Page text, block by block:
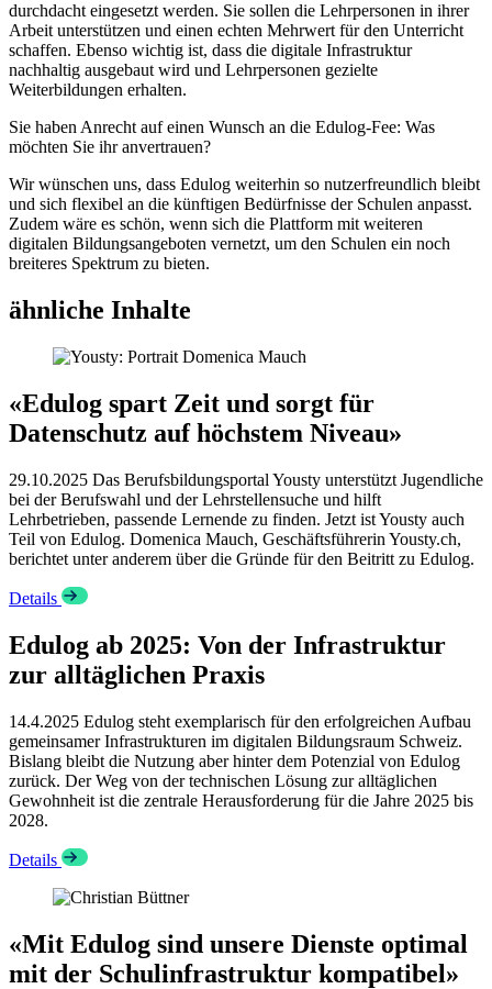
durchdacht eingesetzt werden. Sie sollen die Lehrpersonen in ihrer
Arbeit unterstützen und einen echten Mehrwert für den Unterricht
schaffen. Ebenso wichtig ist, dass die digitale Infrastruktur
nachhaltig ausgebaut wird und Lehrpersonen gezielte
Weiterbildungen erhalten.
Sie haben Anrecht auf einen Wunsch an die Edulog-Fee: Was
möchten Sie ihr anvertrauen?
Wir wünschen uns, dass Edulog weiterhin so nutzerfreundlich bleibt
und sich flexibel an die künftigen Bedürfnisse der Schulen anpasst.
Zudem wäre es schön, wenn sich die Plattform mit weiteren
digitalen Bildungsangeboten vernetzt, um den Schulen ein noch
breiteres Spektrum zu bieten.
ähnliche Inhalte
«Edulog spart Zeit und sorgt für
Datenschutz auf höchstem Niveau»
29.10.2025 Das Berufsbildungsportal Yousty unterstützt Jugendliche
bei der Berufswahl und der Lehrstellensuche und hilft
Lehrbetrieben, passende Lernende zu finden. Jetzt ist Yousty auch
Teil von Edulog. Domenica Mauch, Geschäftsführerin Yousty.ch,
berichtet unter anderem über die Gründe für den Beitritt zu Edulog.
Details
Edulog ab 2025: Von der Infrastruktur
zur alltäglichen Praxis
14.4.2025 Edulog steht exemplarisch für den erfolgreichen Aufbau
gemeinsamer Infrastrukturen im digitalen Bildungsraum Schweiz.
Bislang bleibt die Nutzung aber hinter dem Potenzial von Edulog
zurück. Der Weg von der technischen Lösung zur alltäglichen
Gewohnheit ist die zentrale Herausforderung für die Jahre 2025 bis
2028.
Details
«Mit Edulog sind unsere Dienste optimal
mit der Schulinfrastruktur kompatibel»